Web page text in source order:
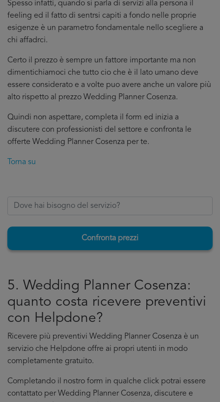
Spesso infatti, quando si parla di servizi alla persona il
feeling ed il fatto di sentrsi capiti a fondo nelle proprie
esigenze è un parametro fondamentale nello scegliere a
chi affadrci.
Certo il prezzo è sempre un fattore importante ma non
dimentichiamoci che tutto cio che è il lato umano deve
essere considerato e a volte puo avere anche un valore più
alto rispetto al prezzo Wedding Planner Cosenza.
Quindi non aspettare, completa il form ed inizia a
discutere con professionisti del settore e confronta le
offerte Wedding Planner Cosenza per te.
Torna su
Confronta prezzi
5. Wedding Planner Cosenza:
quanto costa ricevere preventivi
con Helpdone?
Ricevere più preventivi Wedding Planner Cosenza è un
servizio che Helpdone offre ai propri utenti in modo
completamente gratuito.
Completando il nostro form in qualche click potrai essere
contattato per Wedding Planner Cosenza, discutere e